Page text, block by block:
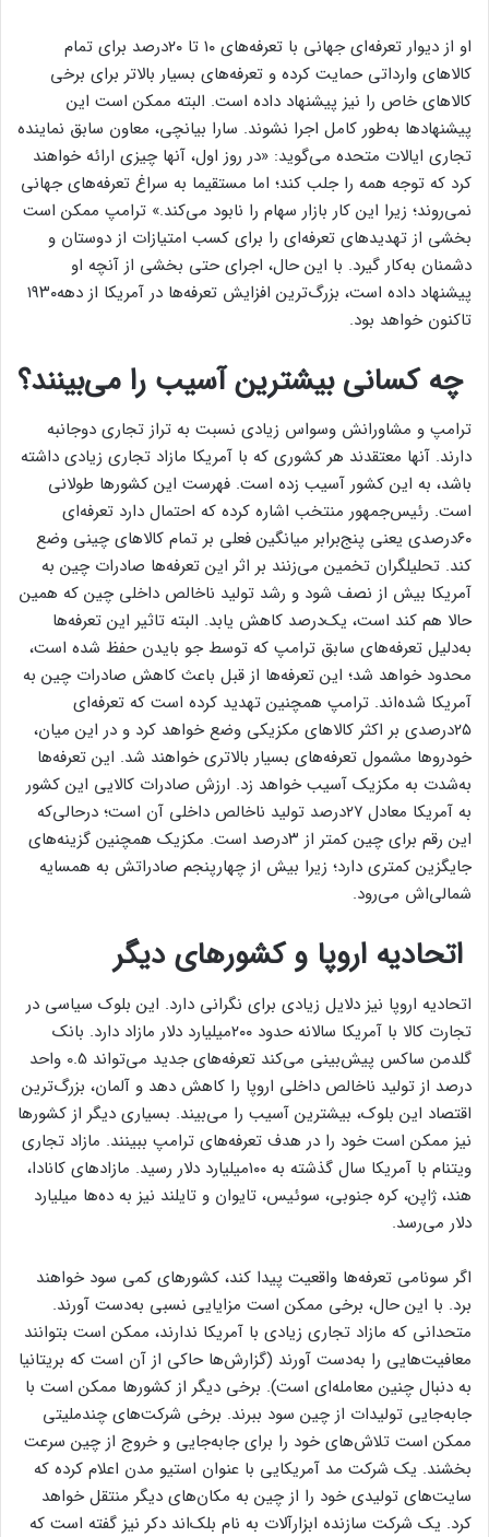
او از دیوار تعرفه‌ای جهانی با تعرفه‌های ۱۰ تا ۲۰درصد برای تمام
کالاهای وارداتی حمایت کرده و تعرفه‌های بسیار بالاتر برای برخی
کالاهای خاص را نیز پیشنهاد داده است. البته ممکن است این
پیشنهادها به‌طور کامل اجرا نشوند. سارا بیانچی، معاون سابق نماینده
تجاری ایالات متحده می‌گوید: «در روز اول، آنها چیزی ارائه خواهند
کرد که توجه همه را جلب کند؛ اما مستقیما به سراغ تعرفه‌های جهانی
نمی‌روند؛ زیرا این کار بازار سهام را نابود می‌کند.» ترامپ ممکن است
بخشی از تهدیدهای تعرفه‌ای را برای کسب امتیازات از دوستان و
دشمنان به‌کار گیرد. با این حال، اجرای حتی بخشی از آنچه او
پیشنهاد داده است، بزرگ‌ترین افزایش تعرفه‌ها در آمریکا از دهه۱۹۳۰
تاکنون خواهد بود.
چه کسانی بیشترین آسیب را می‌بینند؟
ترامپ و مشاورانش وسواس زیادی نسبت به تراز تجاری دوجانبه
دارند. آنها معتقدند هر کشوری که با آمریکا مازاد تجاری زیادی داشته
باشد، به این کشور آسیب زده است. فهرست این کشورها طولانی
است. رئیس‌جمهور منتخب اشاره کرده که احتمال دارد تعرفه‌ای
۶۰درصدی یعنی پنج‌برابر میانگین فعلی بر تمام کالاهای چینی وضع
کند. تحلیلگران تخمین می‌زنند بر اثر این تعرفه‌ها صادرات چین به
آمریکا بیش از نصف شود و رشد تولید ناخالص داخلی چین که همین
حالا هم کند است، یک‌درصد کاهش یابد. البته تاثیر این تعرفه‌ها
به‌دلیل تعرفه‌های سابق ترامپ که توسط جو بایدن حفظ شده است،
محدود خواهد شد؛ این تعرفه‌ها از قبل باعث کاهش صادرات چین به
آمریکا شده‌اند. ترامپ همچنین تهدید کرده است که تعرفه‌ای
۲۵درصدی بر اکثر کالاهای مکزیکی وضع خواهد کرد و در این میان،
خودروها مشمول تعرفه‌های بسیار بالاتری خواهند شد. این تعرفه‌ها
به‌شدت به مکزیک آسیب خواهد زد. ارزش صادرات کالایی این کشور
به آمریکا معادل ۲۷درصد تولید ناخالص داخلی آن است؛ درحالی‌که
این رقم برای چین کمتر از ۳درصد است. مکزیک همچنین گزینه‌های
جایگزین کمتری دارد؛ زیرا بیش از چهارپنجم صادراتش به همسایه
شمالی‌اش می‌رود.
اتحادیه اروپا و کشورهای دیگر
اتحادیه اروپا نیز دلایل زیادی برای نگرانی دارد. این بلوک سیاسی در
تجارت کالا با آمریکا سالانه حدود ۲۰۰میلیارد دلار مازاد دارد. بانک
گلدمن ساکس پیش‌بینی می‌کند تعرفه‌های جدید می‌تواند 0.5 واحد
درصد از تولید ناخالص داخلی اروپا را کاهش دهد و آلمان، بزرگ‌ترین
اقتصاد این بلوک، بیشترین آسیب را می‌بیند. بسیاری دیگر از کشورها
نیز ممکن است خود را در هدف تعرفه‌های ترامپ ببینند. مازاد تجاری
ویتنام با آمریکا سال گذشته به ۱۰۰میلیارد دلار رسید. مازادهای کانادا،
هند، ژاپن، کره جنوبی، سوئیس، تایوان و تایلند نیز به ده‌ها میلیارد
دلار می‌رسد.
اگر سونامی تعرفه‌ها واقعیت پیدا کند، کشورهای کمی سود خواهند
برد. با این حال، برخی ممکن است مزایایی نسبی به‌دست آورند.
متحدانی که مازاد تجاری زیادی با آمریکا ندارند، ممکن است بتوانند
معافیت‌هایی را به‌دست آورند (گزارش‌ها حاکی از آن است که بریتانیا
به دنبال چنین معامله‌ای است). برخی دیگر از کشورها ممکن است با
جابه‌جایی تولیدات از چین سود ببرند. برخی شرکت‌های چندملیتی
ممکن است تلاش‌های خود را برای جابه‌جایی و خروج از چین سرعت
بخشند. یک شرکت مد آمریکایی با عنوان استیو مدن اعلام کرده که
سایت‌های تولیدی خود را از چین به مکان‌های دیگر منتقل خواهد
کرد. یک شرکت سازنده ابزارآلات به نام بلک‌اند دکر نیز گفته است که